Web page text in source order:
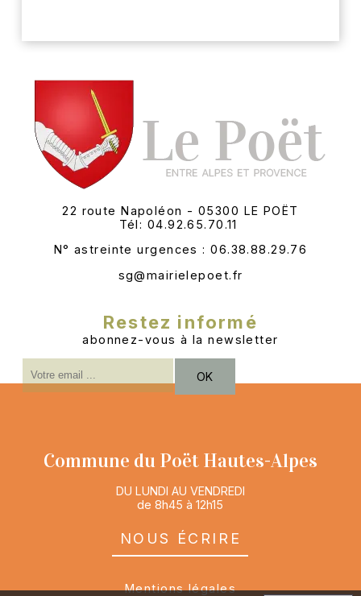
22 route Napoléon - 05300 LE POËT
Tél: 04.92.65.70.11
N° astreinte urgences : 06.38.88.29.76
sg@mairielepoet.fr
Restez informé
abonnez-vous à la newsletter
adresse
OK
Commune du Poët Hautes-Alpes
DU LUNDI AU VENDREDI
de 8h45 à 12h15
nous écrire
Mentions légales